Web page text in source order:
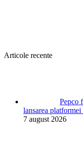
Articole recente
Pepco
lansarea
7 august 2026